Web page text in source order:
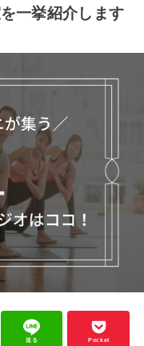
一挙紹介します
送る Pocket